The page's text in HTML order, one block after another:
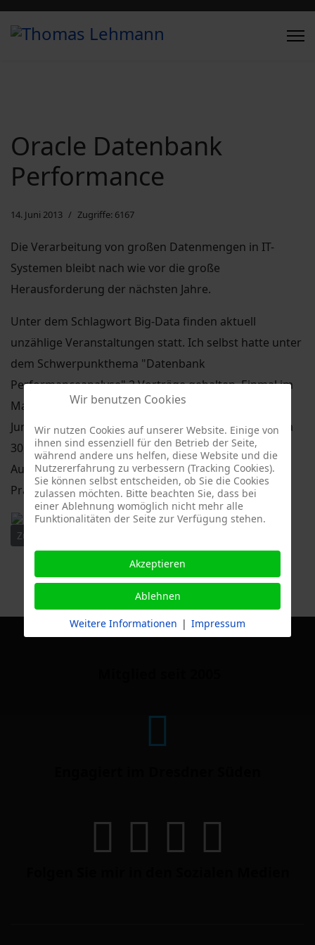
Oracle Datenbank
Performance
14. Juni 2013 Zugriffe: 6167
Die Verarbeitung von großen Datenmengen in IT-
Systemen bleibt nach wie vor die große
Herausforderung der nächsten Jahre.
Unter dem Schlagwort Big-Data finden aktuell
unzählige Veranstaltungen statt. Ich selbst hatte unter
dem Schwerpunkthema "Datenbank
Performanceanalyse" 2 Vorträge gehalten. Einmal im
Mai bei der DOAG Datenbankkonferenz und jetzt im
Juni beim HTW Datenbankstammtisch Dresden. Circa
30, respektive 15 Zuhörer folgten meinen
Ausführungen über ein spannendes Thema aus der
Praxis.
Vorheriger Beitrag: Jahrestagung Energiewirtschaft
Zurück
Wir benutzen Cookies
Wir nutzen Cookies auf unserer Website. Einige von
ihnen sind essenziell für den Betrieb der Seite,
während andere uns helfen, diese Website und die
Nutzererfahrung zu verbessern (Tracking Cookies).
Sie können selbst entscheiden, ob Sie die Cookies
zulassen möchten. Bitte beachten Sie, dass bei
einer Ablehnung womöglich nicht mehr alle
Funktionalitäten der Seite zur Verfügung stehen.
Akzeptieren
Ablehnen
Weitere Informationen | Impressum